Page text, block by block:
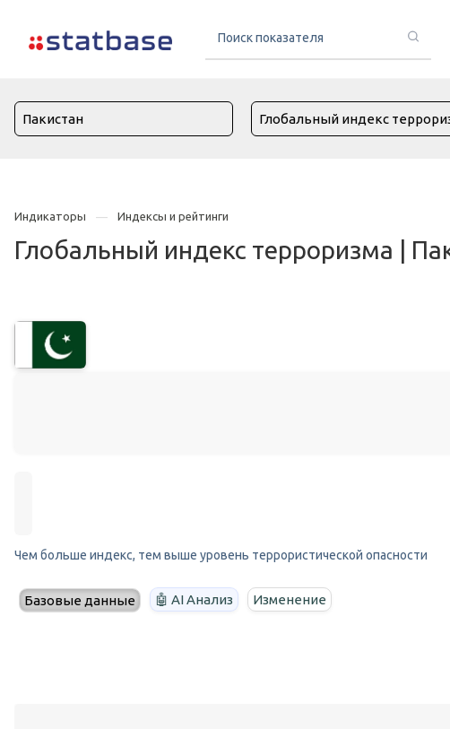
Индикаторы Индексы и рейтинги
Глобальный индекс терроризма |
Чем больше индекс, тем выше уровень террористической опасности
Базовые данные 🤖 AI Анализ Изменение